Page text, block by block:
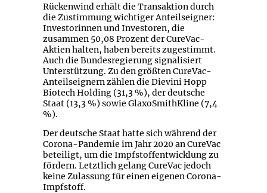
Rückenwind erhält die Transaktion durch
die Zustimmung wichtiger Anteilseigner:
Investorinnen und Investoren, die
zusammen 50,08 Prozent der CureVac-
Aktien halten, haben bereits zugestimmt.
Auch die Bundesregierung signalisiert
Unterstützung. Zu den größten CureVac-
Anteilseignern zählen die Dievini Hopp
Biotech Holding (31,3 %), der deutsche
Staat (13,3 %) sowie GlaxoSmithKline (7,4
%).
Der deutsche Staat hatte sich während der
Corona-Pandemie im Jahr 2020 an CureVac
beteiligt, um die Impfstoffentwicklung zu
fördern. Letztlich gelang CureVac jedoch
keine Zulassung für einen eigenen Corona-
Impfstoff.